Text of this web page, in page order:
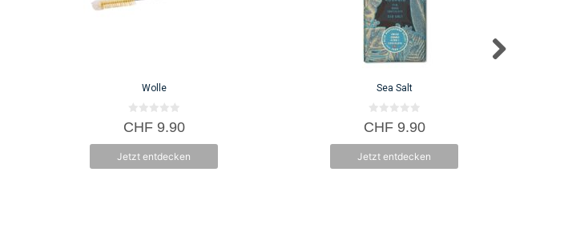
Wolle
0
v
5
CHF9.90
Jetzt entdecken
Sea Salt
0
v
5
CHF9.90
Jetzt entdecken